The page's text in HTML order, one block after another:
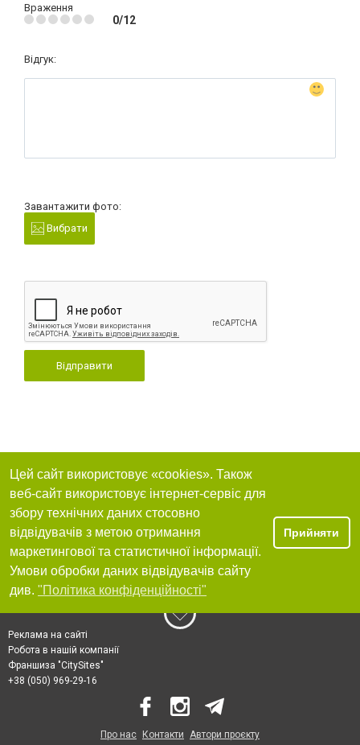
Враження
0/12
Відгук:
Завантажити фото:
Вибрати
Відправити
Цей сайт використовує «cookies». Також
веб-сайт використовує інтернет-сервіс для
збору технічних даних стосовно
відвідувачів з метою отримання
маркетингової та статистичної інформації.
Умови обробки даних відвідувачів сайту
див. "Політика конфіденційності"
Прийняти
Реклама на сайті
Робота в нашій компанії
Франшиза "CitySites"
+38 (050) 969-29-16
Про нас Контакти Автори проєкту